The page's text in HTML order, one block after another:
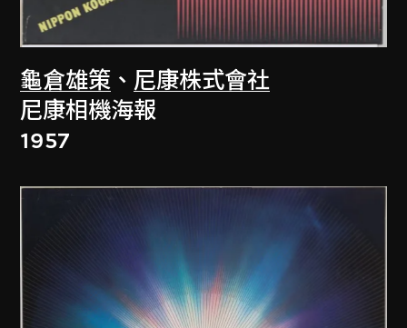
龜倉雄策 、 尼康株式會社
尼康相機海報
1957